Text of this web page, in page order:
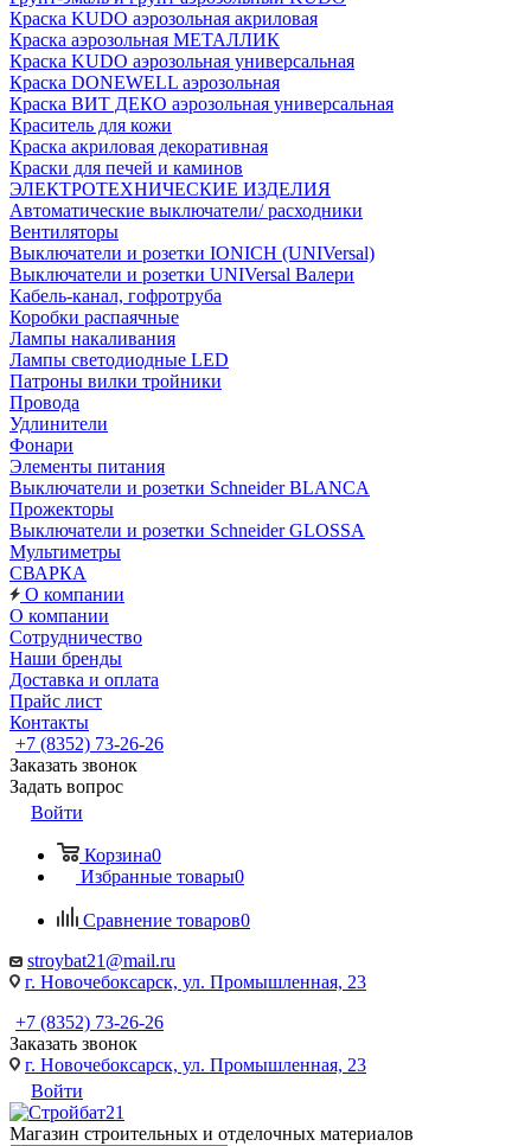
Краска KUDO аэрозольная акриловая
Краска аэрозольная МЕТАЛЛИК
Краска KUDO аэрозольная универсальная
Краска DONEWELL аэрозольная
Краска ВИТ ДЕКО аэрозольная универсальная
Краситель для кожи
Краска акриловая декоративная
Краски для печей и каминов
ЭЛЕКТРОТЕХНИЧЕСКИЕ ИЗДЕЛИЯ
Автоматические выключатели/ расходники
Вентиляторы
Выключатели и розетки IONICH (UNIVersal)
Выключатели и розетки UNIVersal Валери
Кабель-канал, гофротруба
Коробки распаячные
Лампы накаливания
Лампы светодиодные LED
Патроны вилки тройники
Провода
Удлинители
Фонари
Элементы питания
Выключатели и розетки Schneider BLANCA
Прожекторы
Выключатели и розетки Schneider GLOSSA
Мультиметры
СВАРКА
О компании
О компании
Сотрудничество
Наши бренды
Доставка и оплата
Прайс лист
Контакты
+7 (8352) 73-26-26
Заказать звонок
Задать вопрос
Войти
Корзина0
Избранные товары0
Сравнение товаров0
stroybat21@mail.ru
г. Новочебоксарск, ул. Промышленная, 23
+7 (8352) 73-26-26
Заказать звонок
г. Новочебоксарск, ул. Промышленная, 23
Войти
Магазин строительных и отделочных материалов